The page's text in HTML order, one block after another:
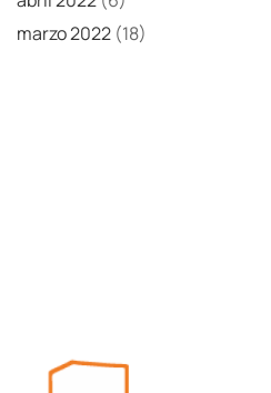
marzo 2022 (18)